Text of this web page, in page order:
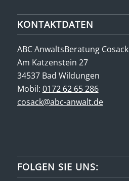
KONTAKTDATEN
ABC AnwaltsBeratung Cosack
Am Katzenstein 27
34537 Bad Wildungen
Mobil: 0172 62 65 286
cosack@abc-anwalt.de
FOLGEN SIE UNS: